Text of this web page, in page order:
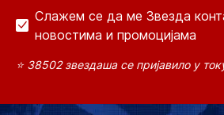
Слажем се да ме Звезда
новостима и промоцијама
⭐ 38502 звездаша се пријавило у